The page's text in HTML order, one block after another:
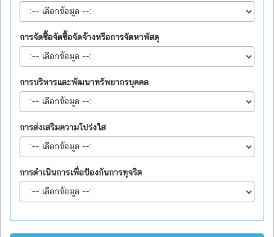
การจัดซื้อจัดซื้อจัดจ้างหรือการจัดหาพัสดุ
การบริหารและพัฒนาทรัพยากรบุคคล
การส่งเสริมความโปร่งใส
การดำเนินการเพื่อป้องกันการทุจริต